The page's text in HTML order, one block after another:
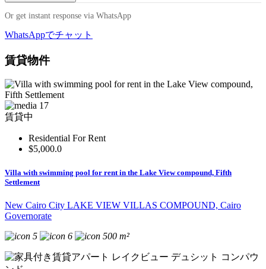
Or get instant response via WhatsApp
WhatsAppでチャット
賃貸物件
17
賃貸中
Residential For Rent
$5,000.0
Villa with swimming pool for rent in the Lake View compound, Fifth
Settlement
New Cairo City LAKE VIEW VILLAS COMPOUND, Cairo
Governorate
5
6 500 m²